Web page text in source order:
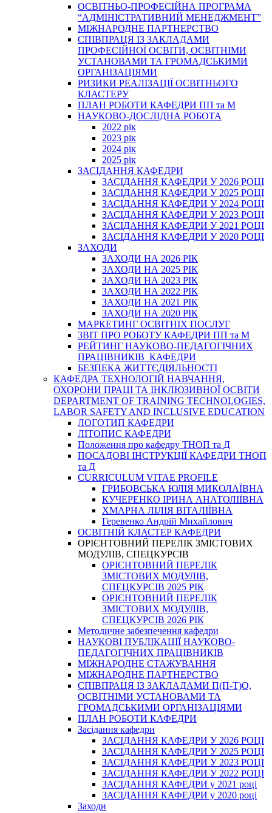
ОСВІТНЬО-ПРОФЕСІЙНА ПРОГРАМА
“АДМІНІСТРАТИВНИЙ МЕНЕДЖМЕНТ”
МІЖНАРОДНЕ ПАРТНЕРСТВО
СПІВПРАЦЯ ІЗ ЗАКЛАДАМИ
ПРОФЕСІЙНОЇ ОСВІТИ, ОСВІТНІМИ
УСТАНОВАМИ ТА ГРОМАДСЬКИМИ
ОРГАНІЗАЦІЯМИ
РИЗИКИ РЕАЛІЗАЦІЇ ОСВІТНЬОГО
КЛАСТЕРУ
ПЛАН РОБОТИ КАФЕДРИ ПП та М
НАУКОВО-ДОСЛІДНА РОБОТА
2022 рік
2023 рік
2024 рік
2025 рік
ЗАСІДАННЯ КАФЕДРИ
ЗАСІДАННЯ КАФЕДРИ У 2026 РОЦІ
ЗАСІДАННЯ КАФЕДРИ У 2025 РОЦІ
ЗАСІДАННЯ КАФЕДРИ У 2024 РОЦІ
ЗАСІДАННЯ КАФЕДРИ У 2023 РОЦІ
ЗАСІДАННЯ КАФЕДРИ У 2021 РОЦІ
ЗАСІДАННЯ КАФЕДРИ У 2020 РОЦІ
ЗАХОДИ
ЗАХОДИ НА 2026 РІК
ЗАХОДИ НА 2025 РІК
ЗАХОДИ НА 2023 РІК
ЗАХОДИ НА 2022 РІК
ЗАХОДИ НА 2021 РІК
ЗАХОДИ НА 2020 РІК
МАРКЕТИНГ ОСВІТНІХ ПОСЛУГ
3BIT ПРО РОБОТУ КАФЕДРИ ПП та М
РЕЙТИНГ НАУКОВО-ПЕДАГОГІЧНИХ
ПРАЦІВНИКІВ КАФЕДРИ
БЕЗПЕКА ЖИТТЄДІЯЛЬНОСТІ
КАФЕДРА ТЕХНОЛОГІЙ НАВЧАННЯ,
ОХОРОНИ ПРАЦІ ТА ІНКЛЮЗИВНОЇ ОСВІТИ
DEPARTMENT OF TRAINING TECHNOLOGIES,
LABOR SAFETY AND INCLUSIVE EDUCATION
ЛОГОТИП КАФЕДРИ
ЛІТОПИС КАФЕДРИ
Положення про кафедру ТНОП та Д
ПОСАДОВІ ІНСТРУКЦІЇ КАФЕДРИ ТНОП
та Д
CURRICULUM VITAE PROFILE
ГРИБОВСЬКА ЮЛІЯ МИКОЛАЇВНА
КУЧЕРЕНКО ІРИНА АНАТОЛІЇВНА
ХМАРНА ЛІЛІЯ ВІТАЛІЇВНА
Геревенко Андрій Михайлович
ОСВІТНІЙ КЛАСТЕР КАФЕДРИ
ОРІЄНТОВНИЙ ПЕРЕЛІК ЗМІСТОВИХ
МОДУЛІВ, СПЕЦКУРСІВ
ОРІЄНТОВНИЙ ПЕРЕЛІК
ЗМІСТОВИХ МОДУЛІВ,
СПЕЦКУРСІВ 2025 РІК
ОРІЄНТОВНИЙ ПЕРЕЛІК
ЗМІСТОВИХ МОДУЛІВ,
СПЕЦКУРСІВ 2026 РІК
Методичне забезпечення кафедри
НАУКОВІ ПУБЛІКАЦІЇ НАУКОВО-
ПЕДАГОГІЧНИХ ПРАЦІВНИКІВ
МІЖНАРОДНЕ СТАЖУВАННЯ
МІЖНАРОДНЕ ПАРТНЕРСТВО
СПІВПРАЦЯ ІЗ ЗАКЛАДАМИ П(П-Т)О,
ОСВІТНІМИ УСТАНОВАМИ ТА
ГРОМАДСЬКИМИ ОРГАНІЗАЦІЯМИ
ПЛАН РОБОТИ КАФЕДРИ
Засідання кафедри
ЗАСІДАННЯ КАФЕДРИ У 2026 РОЦІ
ЗАСІДАННЯ КАФЕДРИ У 2025 РОЦІ
ЗАСІДАННЯ КАФЕДРИ У 2023 РОЦІ
ЗАСІДАННЯ КАФЕДРИ У 2022 РОЦІ
ЗАСІДАННЯ КАФЕДРИ у 2021 році
ЗАСІДАННЯ КАФЕДРИ у 2020 році
Заходи